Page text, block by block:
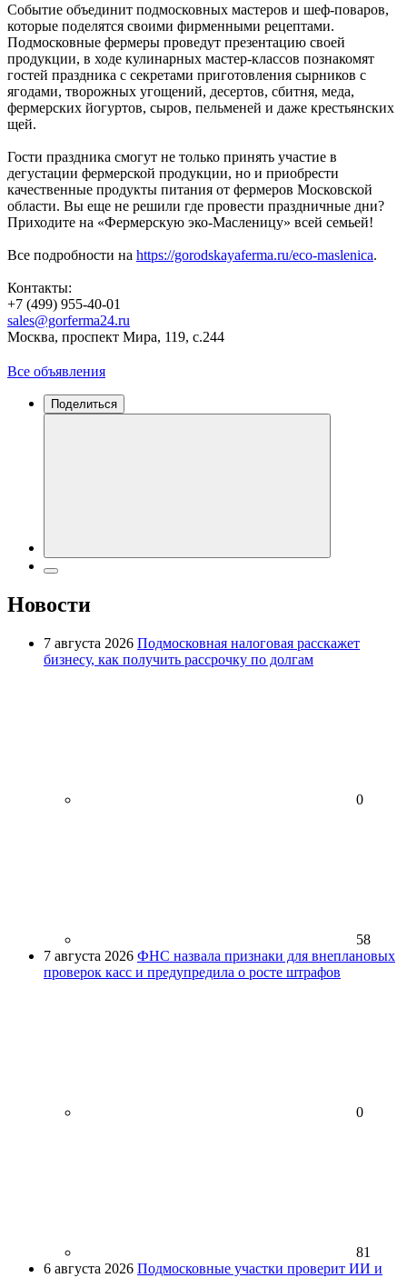
Событие объединит подмосковных мастеров и шеф-поваров,
которые поделятся своими фирменными рецептами.
Подмосковные фермеры проведут презентацию своей
продукции, в ходе кулинарных мастер-классов познакомят
гостей праздника с секретами приготовления сырников с
ягодами, творожных угощений, десертов, сбитня, меда,
фермерских йогуртов, сыров, пельменей и даже крестьянских
щей.
Гости праздника смогут не только принять участие в
дегустации фермерской продукции, но и приобрести
качественные продукты питания от фермеров Московской
области. Вы еще не решили где провести праздничные дни?
Приходите на «Фермерскую эко-Масленицу» всей семьей!
Все подробности на https://gorodskayaferma.ru/eco-maslenica.
Контакты:
+7 (499) 955-40-01
sales@gorferma24.ru
Москва, проспект Мира, 119, с.244
Все объявления
Поделиться
Новости
7 августа 2026 Подмосковная налоговая расскажет
бизнесу, как получить рассрочку по долгам
0
58
7 августа 2026 ФНС назвала признаки для внеплановых
проверок касс и предупредила о росте штрафов
0
81
6 августа 2026 Подмосковные участки проверит ИИ и